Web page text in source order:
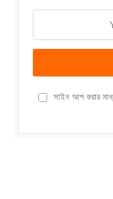
সাইন আপ করার